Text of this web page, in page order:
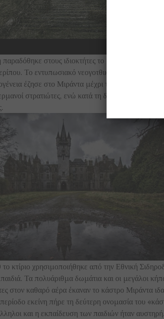
στους ιδιοκτήτες το 1907, όταν
Το εντυπωσιακό νεογοτθικό κτίριο των
έζησε στο Μιράντα μέχρι τον Β’
στρατιώτες, ενώ κατά τη διάρκεια της
κτίριο χρησιμοποιήθηκε από την Εθνική
Τα πολυάριθμα δωμάτια και οι μεγάλοι
στον καθαρό αέρα έκαναν το κάστρο Μιράντα
εκείνη πήρε τη δεύτερη ονομασία του
και η εκπαίδευση των παιδιών ήταν